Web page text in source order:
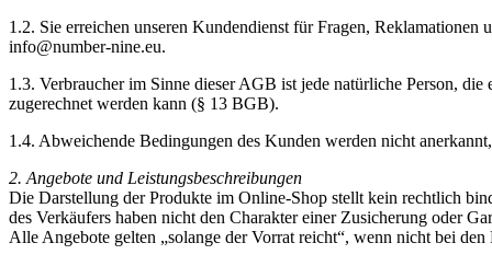
1.2. Sie erreichen unseren Kundendienst für Fragen,
info@number-nine.eu.
1.3. Verbraucher im Sinne dieser AGB ist jede natürliche Person,
zugerechnet werden kann (§ 13 BGB).
1.4. Abweichende Bedingungen des Kunden werden nicht
2. Angebote und Leistungsbeschreibungen
Die Darstellung der Produkte im Online-Shop stellt kein rechtlich
des Verkäufers haben nicht den Charakter einer Zusicherung oder
Alle Angebote gelten „solange der Vorrat reicht“, wenn nicht bei